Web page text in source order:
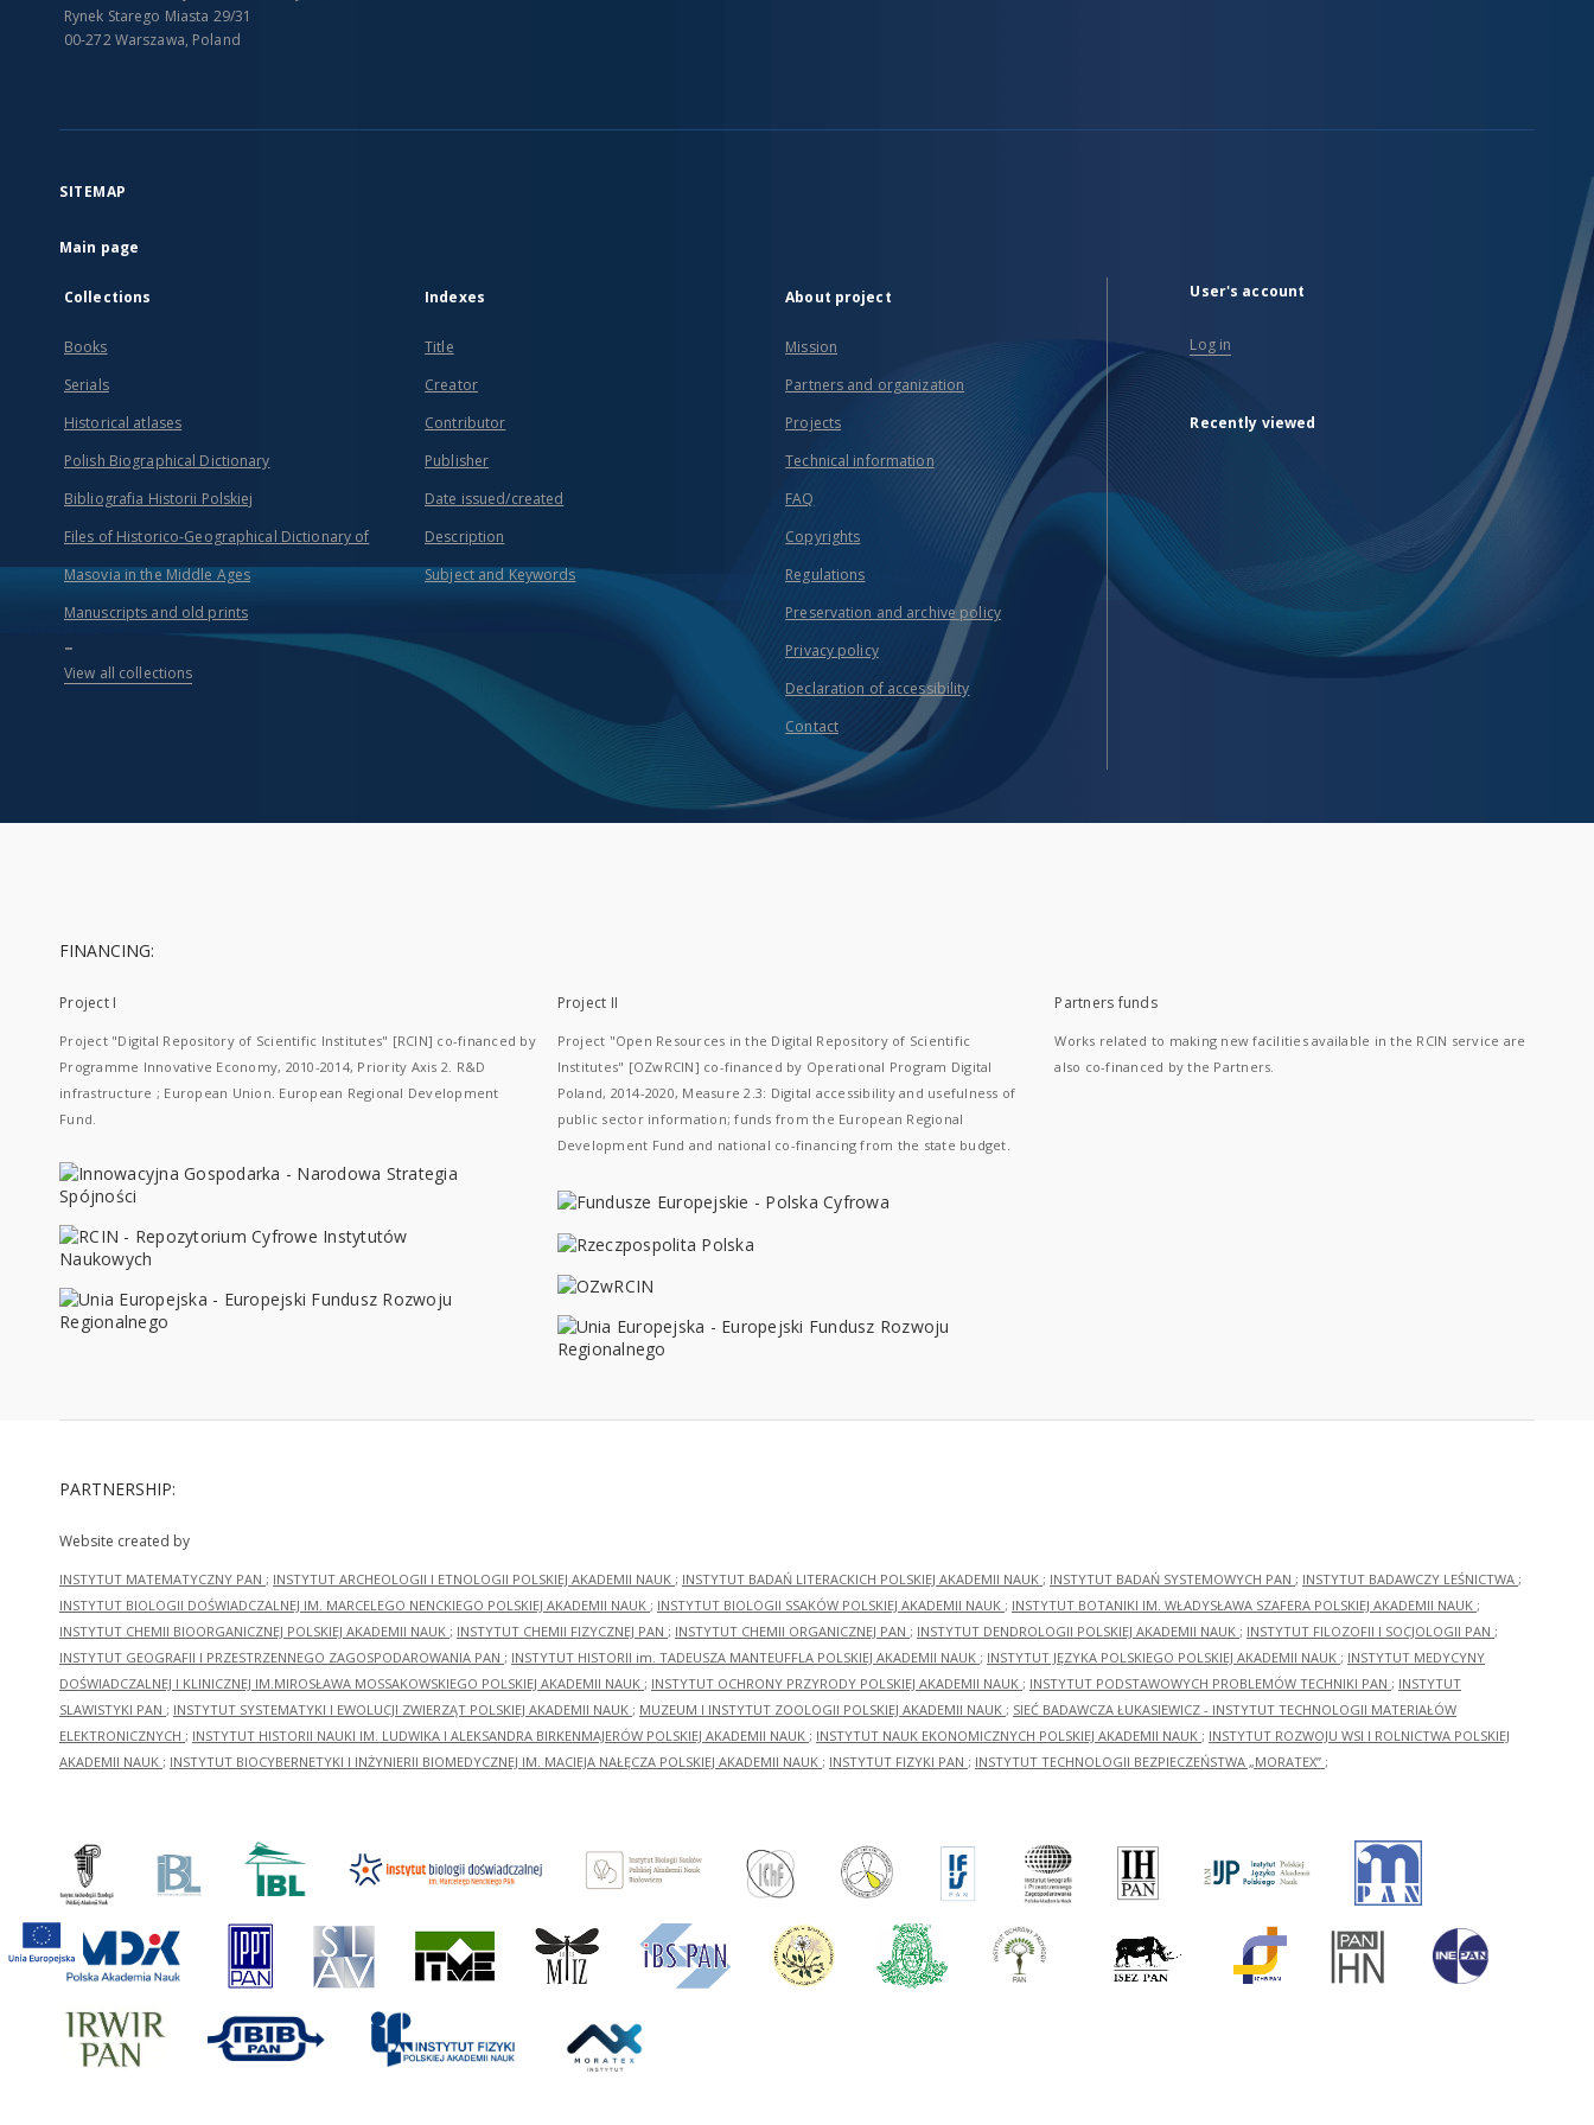
Rynek Starego Miasta 29/31
00-272 Warszawa, Poland
SITEMAP
Main page
Collections
Books
Serials
Historical atlases
Polish Biographical Dictionary
Bibliografia Historii Polskiej
Files of Historico-Geographical Dictionary of
Masovia in the Middle Ages
Manuscripts and old prints
...
View all collections
Indexes
Title
Creator
Contributor
Publisher
Date issued/created
Description
Subject and Keywords
About project
Mission
Partners and organization
Projects
Technical information
FAQ
Copyrights
Regulations
Preservation and archive policy
Privacy policy
Declaration of accessibility
Contact
User's account
Log in
Recently viewed
FINANCING:
Project I
Project "Digital Repository of Scientific Institutes" [RCIN] co-financed by
Programme Innovative Economy, 2010-2014, Priority Axis 2. R&D
infrastructure ; European Union. European Regional Development
Fund.
Project II
Project "Open Resources in the Digital Repository of Scientific
Institutes" [OZwRCIN] co-financed by Operational Program Digital
Poland, 2014-2020, Measure 2.3: Digital accessibility and usefulness of
public sector information; funds from the European Regional
Development Fund and national co-financing from the state budget.
Partners funds
Works related to making new facilities available in the RCIN service are
also co-financed by the Partners.
PARTNERSHIP:
Website created by
INSTYTUT MATEMATYCZNY PAN ; INSTYTUT ARCHEOLOGII I ETNOLOGII POLSKIEJ AKADEMII NAUK ; INSTYTUT BADAŃ LITERACKICH POLSKIEJ AKADEMII NAUK ; INSTYTUT BADAŃ SYSTEMOWYCH PAN ; INSTYTUT BADAWCZY LEŚNICTWA ;
INSTYTUT BIOLOGII DOŚWIADCZALNEJ IM. MARCELEGO NENCKIEGO POLSKIEJ AKADEMII NAUK ; INSTYTUT BIOLOGII SSAKÓW POLSKIEJ AKADEMII NAUK ; INSTYTUT BOTANIKI IM. WŁADYSŁAWA SZAFERA POLSKIEJ AKADEMII NAUK ;
INSTYTUT CHEMII BIOORGANICZNEJ POLSKIEJ AKADEMII NAUK ; INSTYTUT CHEMII FIZYCZNEJ PAN ; INSTYTUT CHEMII ORGANICZNEJ PAN ; INSTYTUT DENDROLOGII POLSKIEJ AKADEMII NAUK ; INSTYTUT FILOZOFII I SOCJOLOGII PAN ;
INSTYTUT GEOGRAFII I PRZESTRZENNEGO ZAGOSPODAROWANIA PAN ; INSTYTUT HISTORII im. TADEUSZA MANTEUFFLA POLSKIEJ AKADEMII NAUK ; INSTYTUT JĘZYKA POLSKIEGO POLSKIEJ AKADEMII NAUK ; INSTYTUT MEDYCYNY
DOŚWIADCZALNEJ I KLINICZNEJ IM.MIROSŁAWA MOSSAKOWSKIEGO POLSKIEJ AKADEMII NAUK ; INSTYTUT OCHRONY PRZYRODY POLSKIEJ AKADEMII NAUK ; INSTYTUT PODSTAWOWYCH PROBLEMÓW TECHNIKI PAN ; INSTYTUT
SLAWISTYKI PAN ; INSTYTUT SYSTEMATYKI I EWOLUCJI ZWIERZĄT POLSKIEJ AKADEMII NAUK ; MUZEUM I INSTYTUT ZOOLOGII POLSKIEJ AKADEMII NAUK ; SIEĆ BADAWCZA ŁUKASIEWICZ - INSTYTUT TECHNOLOGII MATERIAŁÓW
ELEKTRONICZNYCH ; INSTYTUT HISTORII NAUKI IM. LUDWIKA I ALEKSANDRA BIRKENMAJERÓW POLSKIEJ AKADEMII NAUK ; INSTYTUT NAUK EKONOMICZNYCH POLSKIEJ AKADEMII NAUK ; INSTYTUT ROZWOJU WSI I ROLNICTWA POLSKIEJ
AKADEMII NAUK ; INSTYTUT BIOCYBERNETYKI I INŻYNIERII BIOMEDYCZNEJ IM. MACIEJA NAŁĘCZA POLSKIEJ AKADEMII NAUK ; INSTYTUT FIZYKI PAN ; INSTYTUT TECHNOLOGII BEZPIECZEŃSTWA „MORATEX” ;